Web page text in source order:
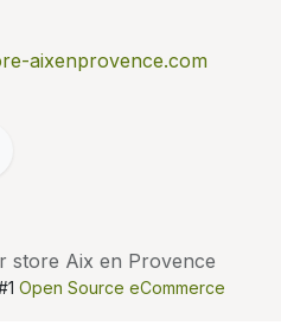
aixenprovence.com
store Aix en Provence
Open Source eCommerce